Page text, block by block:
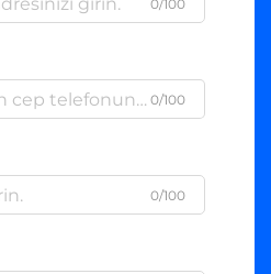
0/100
0/100
0/100